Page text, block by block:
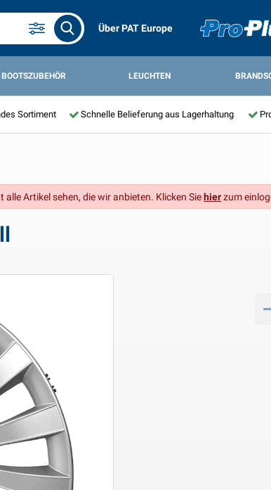
Über PAT Europe
BOOTSZUBEHÖR LEUCHTEN
Sortiment Schnelle Belieferung aus Lagerhaltung
Artikel sehen, die wir anbieten. Klicken Siehierzum